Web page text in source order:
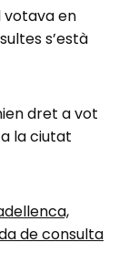
votava en
s’està
dret a vot
la ciutat
de consulta